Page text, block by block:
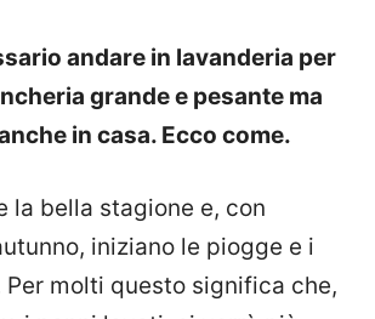
andare in lavanderia per
grande e pesante ma
in casa. Ecco come.
la bella stagione e, con
iniziano le piogge e i
molti questo significa che,